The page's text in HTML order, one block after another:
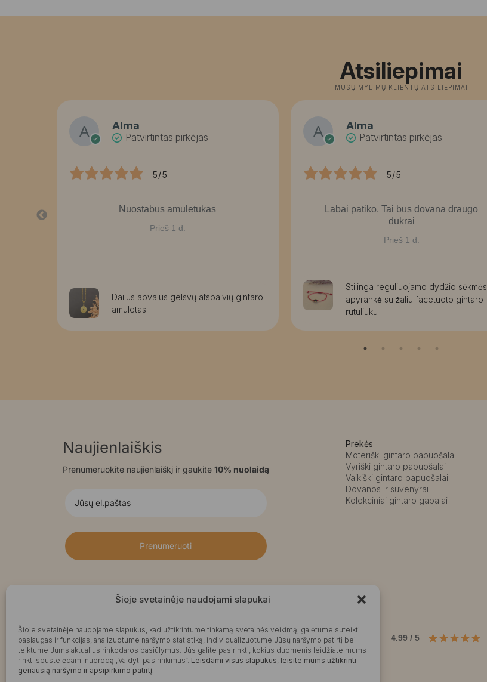
Šioje svetainėje naudojami slapukai
Šioje svetainėje naudojame slapukus, kad užtikrintume tinkamą svetainės veikimą, galėtume suteikti
paslaugas ir funkcijas, analizuotume naršymo statistiką, individualizuotume Jūsų naršymo patirtį bei
teiktume Jums aktualius rinkodaros pasiūlymus. Jūs galite pasirinkti, kokius duomenis leidžiate mums
rinkti spustelėdami nuorodą „Valdyti pasirinkimus“. Leisdami visus slapukus, leisite mums užtikrinti
geriausią naršymo ir apsipirkimo patirtį.
Atsiliepimai
MŪSŲ MYLIMŲ KLIENTŲ ATSILIEPIMAI
Alma
Patvirtintas pirkėjas
5/5
Nuostabus amuletukas
Prieš 1 d.
Dailus apvalus gelsvų atspalvių gintaro
amuletas
Alma
Patvirtintas pirkėjas
5/5
Labai patiko. Tai bus dovana draugo
dukrai
Prieš 1 d.
Stilinga reguliuojamo dydžio sėkmės
apyrankė su žaliu facetuoto gintaro
rutuliuku
Naujienlaiškis
Prenumeruokite naujienlaiškį ir gaukite 10% nuolaidą
Prenumeruoti
Prekės
Moteriški gintaro papuošalai
Vyriški gintaro papuošalai
Vaikiški gintaro papuošalai
Dovanos ir suvenyrai
Kolekciniai gintaro gabalai
Produktų įvertinimas 4.99 / 5